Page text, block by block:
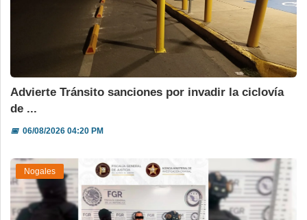
Advierte Tránsito sanciones por invadir la ciclovía
de ...
📅06/08/2026 04:20 PM
Nogales